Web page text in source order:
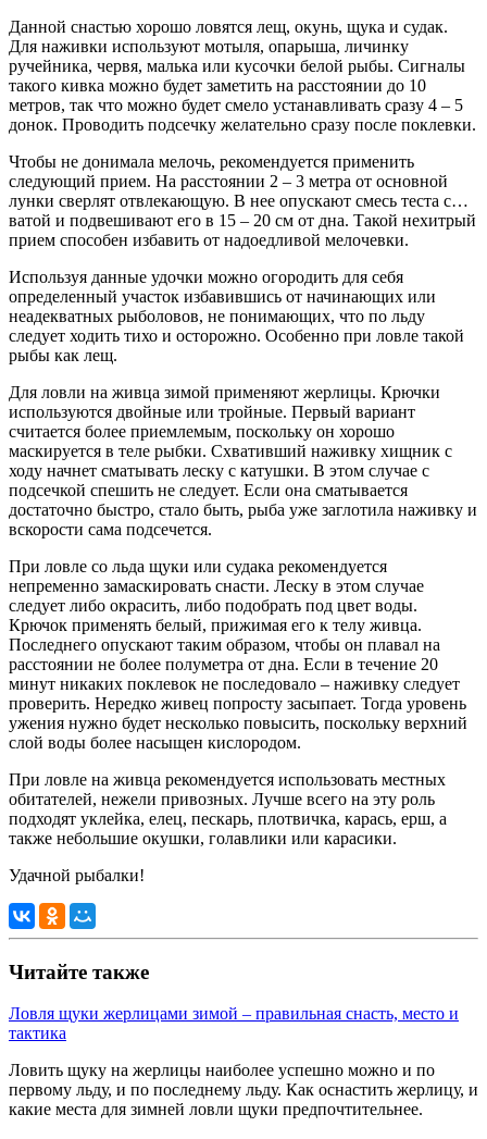
Данной снастью хорошо ловятся лещ, окунь, щука и судак.
Для наживки используют мотыля, опарыша, личинку
ручейника, червя, малька или кусочки белой рыбы. Сигналы
такого кивка можно будет заметить на расстоянии до 10
метров, так что можно будет смело устанавливать сразу 4 – 5
донок. Проводить подсечку желательно сразу после поклевки.
Чтобы не донимала мелочь, рекомендуется применить
следующий прием. На расстоянии 2 – 3 метра от основной
лунки сверлят отвлекающую. В нее опускают смесь теста с…
ватой и подвешивают его в 15 – 20 см от дна. Такой нехитрый
прием способен избавить от надоедливой мелочевки.
Используя данные удочки можно огородить для себя
определенный участок избавившись от начинающих или
неадекватных рыболовов, не понимающих, что по льду
следует ходить тихо и осторожно. Особенно при ловле такой
рыбы как лещ.
Для ловли на живца зимой применяют жерлицы. Крючки
используются двойные или тройные. Первый вариант
считается более приемлемым, поскольку он хорошо
маскируется в теле рыбки. Схвативший наживку хищник с
ходу начнет сматывать леску с катушки. В этом случае с
подсечкой спешить не следует. Если она сматывается
достаточно быстро, стало быть, рыба уже заглотила наживку и
вскорости сама подсечется.
При ловле со льда щуки или судака рекомендуется
непременно замаскировать снасти. Леску в этом случае
следует либо окрасить, либо подобрать под цвет воды.
Крючок применять белый, прижимая его к телу живца.
Последнего опускают таким образом, чтобы он плавал на
расстоянии не более полуметра от дна. Если в течение 20
минут никаких поклевок не последовало – наживку следует
проверить. Нередко живец попросту засыпает. Тогда уровень
ужения нужно будет несколько повысить, поскольку верхний
слой воды более насыщен кислородом.
При ловле на живца рекомендуется использовать местных
обитателей, нежели привозных. Лучше всего на эту роль
подходят уклейка, елец, пескарь, плотвичка, карась, ерш, а
также небольшие окушки, голавлики или карасики.
Удачной рыбалки!
Читайте также
Ловля щуки жерлицами зимой – правильная снасть, место и
тактика
Ловить щуку на жерлицы наиболее успешно можно и по
первому льду, и по последнему льду. Как оснастить жерлицу, и
какие места для зимней ловли щуки предпочтительнее.